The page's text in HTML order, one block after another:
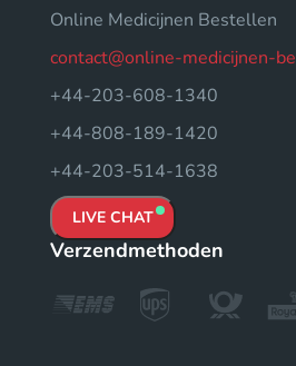
Online Medicijnen Bestellen
contact@online-medicijnen-
+44-203-608-1340
+44-808-189-1420
+44-203-514-1638
LIVE CHAT
Verzendmethoden